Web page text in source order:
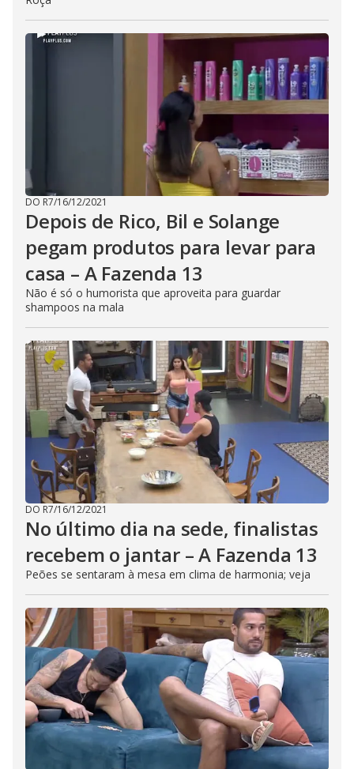
DO R7/16/12/2021
Depois de Rico, Bil e Solange
pegam produtos para levar para
casa – A Fazenda 13
Não é só o humorista que aproveita para guardar
shampoos na mala
DO R7/16/12/2021
No último dia na sede, finalistas
recebem o jantar – A Fazenda 13
Peões se sentaram à mesa em clima de harmonia; veja